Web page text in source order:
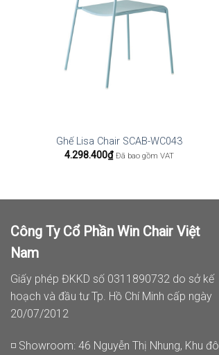
Ghế Lisa Chair SCAB-WC043
4.298.400₫ Đã bao gồm VAT
Công Ty Cổ Phần Win Chair Việt
Nam
Giấy phép ĐKKD số 0311890732 do sở kế
hoạch và đầu tư Tp. Hồ Chí Minh cấp ngày
20/07/2012
◽ Showroom: 46 Nguyễn Thị Nhung, Khu đô